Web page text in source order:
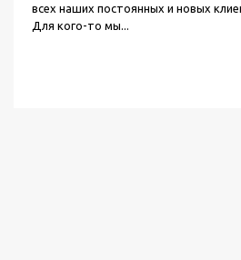
всех наших постоянных и новых
Для кого-то мы...